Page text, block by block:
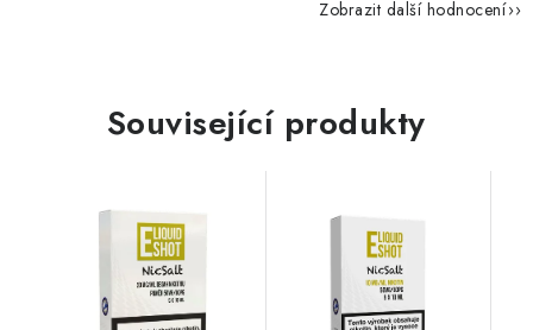
Zobrazit další hodnocení
Související produkty